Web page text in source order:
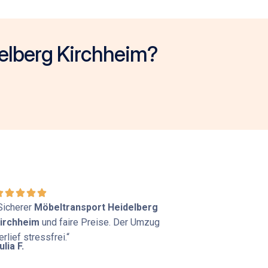
Kirchheim?
Möbeltransport Heidelberg
und faire Preise. Der Umzug
stressfrei.“
F.